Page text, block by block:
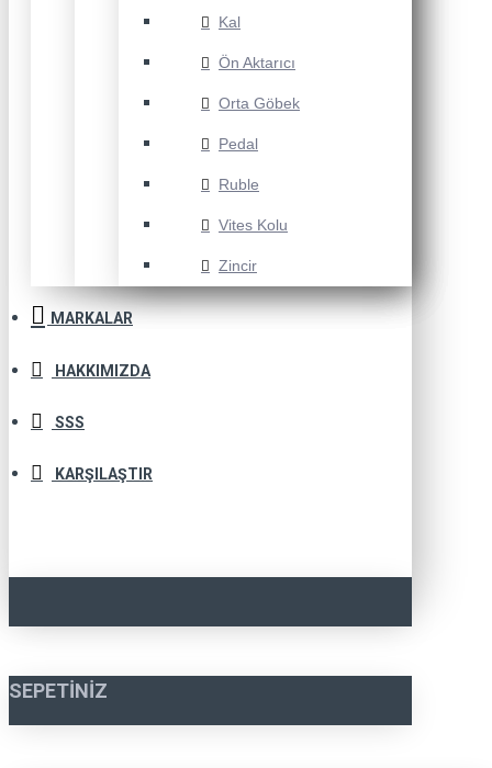
Kal
Ön Aktarıcı
Orta Göbek
Pedal
Ruble
Vites Kolu
Zincir
MARKALAR
HAKKIMIZDA
SSS
KARŞILAŞTIR
SEPETINIZ